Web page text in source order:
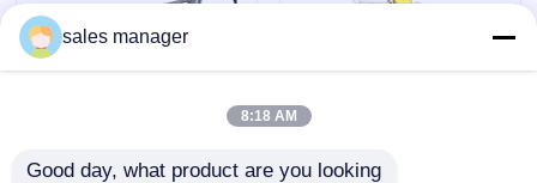
প্যাকেজিং লেবেলিং মেশিন
স্বয়ংক্রিয় বোতল ক্যাপিং মেশিন
sales manager
8:18 AM
Good day, what product are you looking